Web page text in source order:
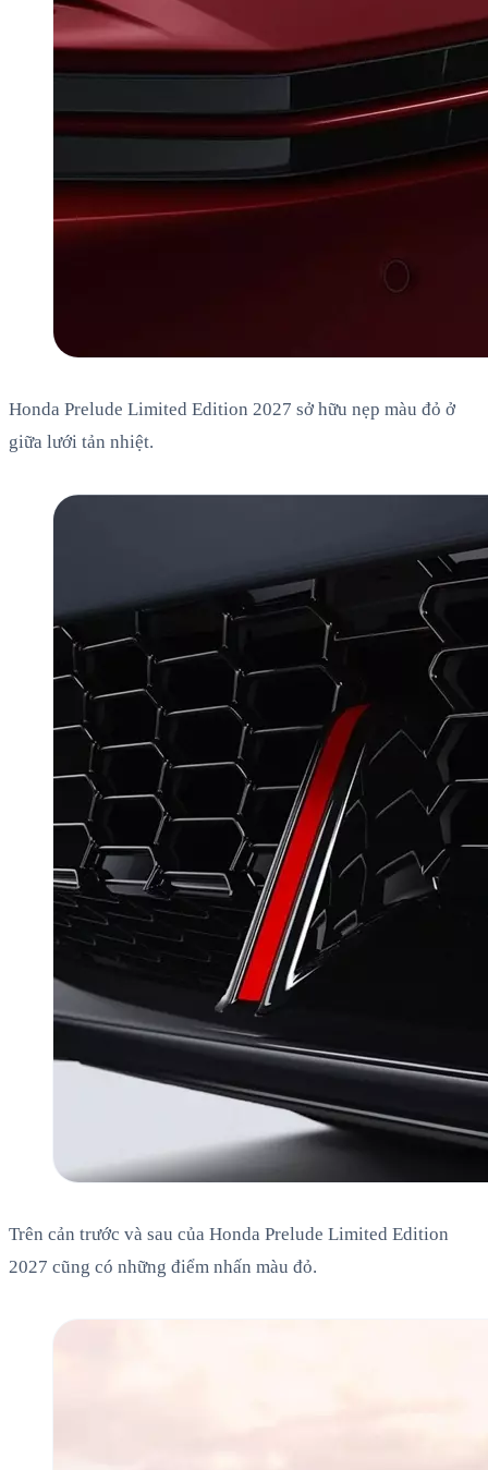
Honda Prelude Limited Edition 2027 sở hữu nẹp màu đỏ ở
giữa lưới tản nhiệt.
Trên cản trước và sau của Honda Prelude Limited Edition
2027 cũng có những điểm nhấn màu đỏ.